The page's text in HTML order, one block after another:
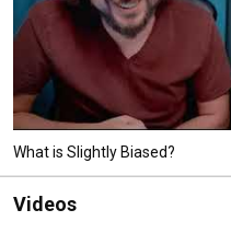
What is Slightly Biased?
Videos